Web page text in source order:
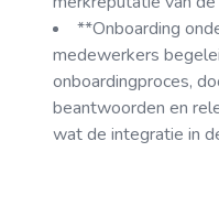
**Onboarding
medewerkers
onboardingproces,
beantwoorden en
wat de integratie in